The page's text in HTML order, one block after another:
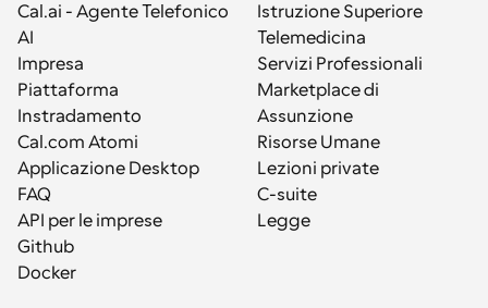
Cal.ai - Agente Telefonico
AI
Impresa
Piattaforma
Instradamento
Cal.com Atomi
Applicazione Desktop
FAQ
API per le imprese
Github
Docker
Istruzione Superiore
Telemedicina
Servizi Professionali
Marketplace di
Assunzione
Risorse Umane
Lezioni private
C-suite
Legge